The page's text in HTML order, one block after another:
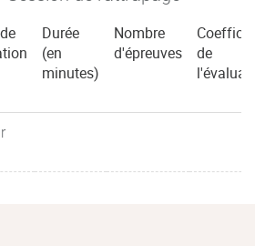
Durée
(en
minutes)
Nombre
d'épreuves
de